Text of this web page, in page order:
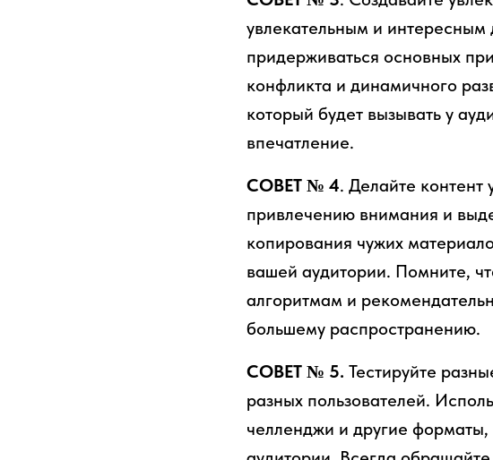
увлекательным и интересным
придерживаться основных
конфликта и динамичного
который будет вызывать у
впечатление.
СОВЕТ № 4. Делайте контент
привлечению внимания и
копирования чужих
вашей аудитории. Помните,
алгоритмам и
большему распространению.
СОВЕТ № 5. Тестируйте
разных пользователей.
челленджи и другие